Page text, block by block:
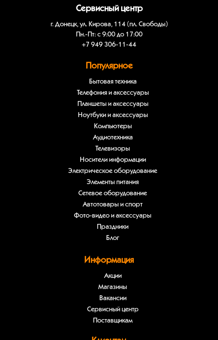
Сервисный центр
г. Донецк, ул. Кирова, 114 (пл. Свободы)
Пн.-Пт: с 9:00 до 17:00
+7 949 306-11-44
Популярное
Бытовая техника
Телефония и аксессуары
Планшеты и аксессуары
Ноутбуки и аксессуары
Компьютеры
Аудиотехника
Телевизоры
Носители информации
Электрическое оборудование
Элементы питания
Сетевое оборудование
Автотовары и спорт
Фото-видео и аксессуары
Праздники
Блог
Информация
Акции
Магазины
Вакансии
Сервисный центр
Поставщикам